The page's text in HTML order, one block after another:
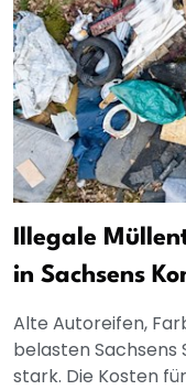
Illegale
in Sachsens
Alte Autoreifen,
belasten Sachsens
stark. Die Kosten